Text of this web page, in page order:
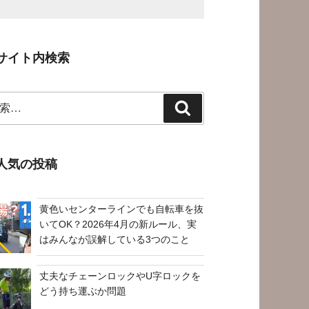
イト内検索
索
気の投稿
黄色いセンターラインでも自転車を抜
いてOK？2026年4月の新ルール、実
はみんなが誤解している3つのこと
丈夫なチェーンロックやU字ロックを
どう持ち運ぶか問題